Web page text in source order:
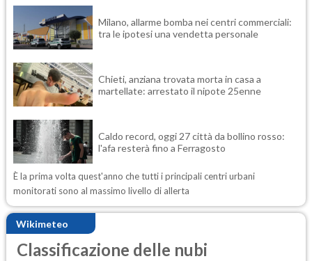
Milano, allarme bomba nei centri commerciali:
tra le ipotesi una vendetta personale
Chieti, anziana trovata morta in casa a
martellate: arrestato il nipote 25enne
Caldo record, oggi 27 città da bollino rosso:
l'afa resterà fino a Ferragosto
È la prima volta quest'anno che tutti i principali centri urbani
monitorati sono al massimo livello di allerta
Wikimeteo
Classificazione delle nubi